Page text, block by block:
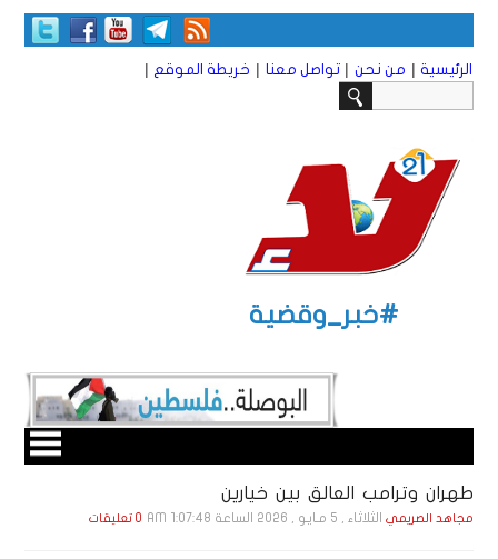
الرئيسية | من نحن | تواصل معنا | خريطة الموقع |
#خبر_وقضية
طهران وترامب العالق بين خيارين
مجاهد الصريمي الثلاثاء , 5 مـايـو , 2026 الساعة 1:07:48 AM 0 تعليقات